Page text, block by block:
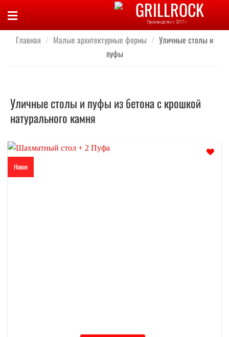
content
Производство с 2017 г.
Главная / Малые архитектурные формы / Уличные столы и
пуфы
Уличные столы и пуфы из бетона с крошкой
натурального камня
Новое